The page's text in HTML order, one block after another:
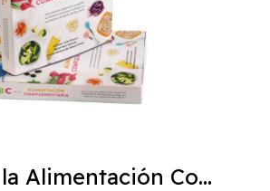
ABC de la Alimentación Complementaria 4ta edición